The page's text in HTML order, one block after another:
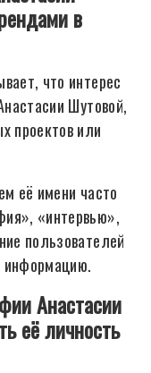
в
что интерес
Шутовой,
проектов или
её имени часто
«интервью»,
пользователей
информацию.
Анастасии
её личность